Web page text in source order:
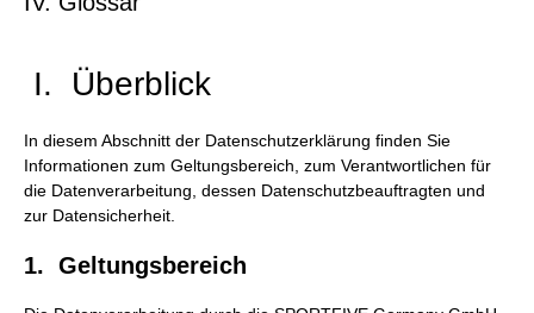
I. Überblick
In diesem Abschnitt der Datenschutzerklärung finden Sie
Informationen zum Geltungsbereich, zum Verantwortlichen für
die Datenverarbeitung, dessen Datenschutzbeauftragten und
zur Datensicherheit.
1. Geltungsbereich